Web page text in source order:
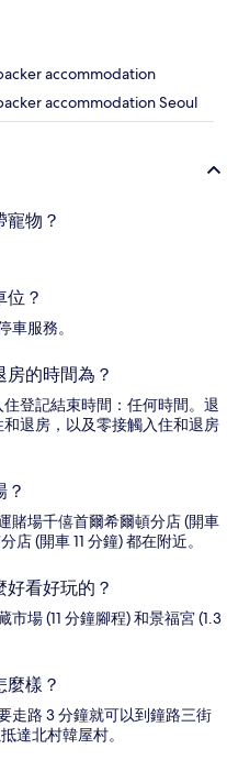
accommodation
accommodation Seoul
物？
？
車服務。
的時間為？
登記結束時間：任何時間。退
退房，以及零接觸入住和退房
？
賭場千僖首爾希爾頓分店 (開車
(開車 11 分鐘) 都在附近。
看好玩的？
場 (11 分鐘腳程) 和景福宮 (1.3
樣？
走路 3 分鐘就可以到鐘路三街
達北村韓屋村。